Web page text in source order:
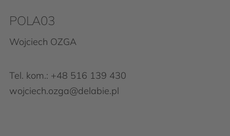
POLA03
Wojciech OZGA
Tel. kom.: +48 516 139 430
wojciech.ozga@delabie.pl